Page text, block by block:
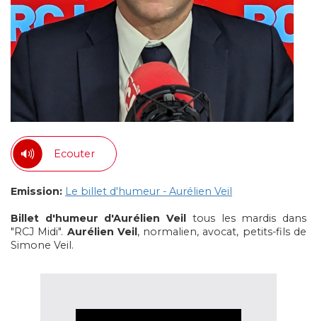
Ecouter
Emission: Le billet d'humeur - Aurélien Veil
Billet d'humeur d'Aurélien Veil tous les mardis dans
"RCJ Midi". Aurélien Veil, normalien, avocat, petits-fils de
Simone Veil.